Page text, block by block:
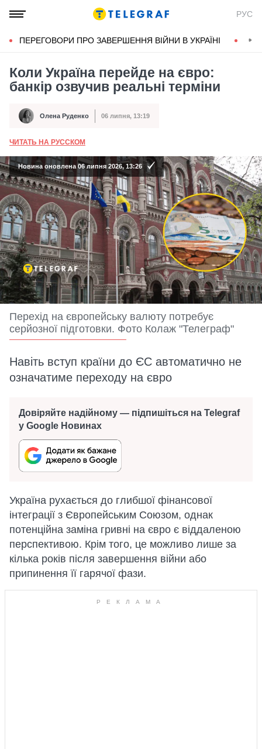
РУС
ПЕРЕГОВОРИ ПРО ЗАВЕРШЕННЯ ВІЙНИ В УКРАЇНІ
Коли Україна перейде на євро:
банкір озвучив реальні терміни
Автор Олена Руденко
Дата публікації 06 липня, 13:19
ЧИТАТЬ НА РУССКОМ
Новина оновлена 06 липня 2026, 13:26
Перехід на європейську валюту потребує
серйозної підготовки. Фото Колаж "Телеграф"
Навіть вступ країни до ЄС автоматично не
означатиме переходу на євро
Довіряйте надійному — підпишіться на Telegraf
у Google Новинах
Україна рухається до глибшої фінансової
інтеграції з Європейським Союзом, однак
потенційна заміна гривні на євро є віддаленою
перспективою. Крім того, це можливо лише за
кілька років після завершення війни або
припинення її гарячої фази.